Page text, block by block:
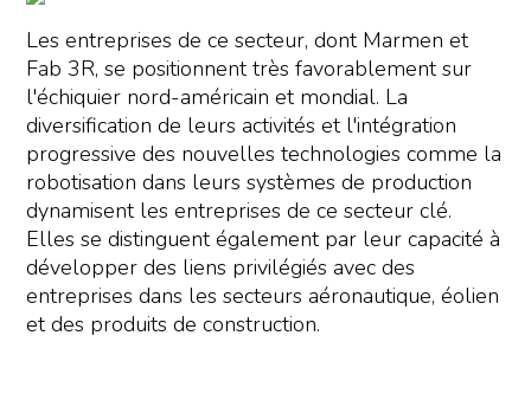
Les entreprises de ce secteur, dont Marmen et
Fab 3R, se positionnent très favorablement sur
l'échiquier nord-américain et mondial. La
diversification de leurs activités et l'intégration
progressive des nouvelles technologies comme la
robotisation dans leurs systèmes de production
dynamisent les entreprises de ce secteur clé.
Elles se distinguent également par leur capacité à
développer des liens privilégiés avec des
entreprises dans les secteurs aéronautique, éolien
et des produits de construction.